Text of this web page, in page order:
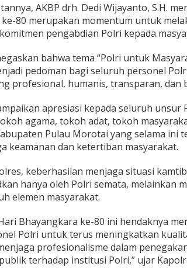
AKBP drh. Dedi Wijayanto, S.H.
80 merupakan momentum untuk
pengabdian Polri kepada
bahwa tema “Polri untuk
pedoman bagi seluruh personel
profesional, humanis, transparan, dan
apresiasi kepada seluruh unsur
agama, tokoh adat, tokoh
Pulau Morotai yang selama ini
keamanan dan ketertiban masyarakat.
keberhasilan menjaga situasi
hanya oleh Polri semata, melainkan
elemen masyarakat.
Bhayangkara ke-80 ini hendaknya
Polri untuk terus meningkatkan
profesionalisme dalam
terhadap institusi Polri,” ujar